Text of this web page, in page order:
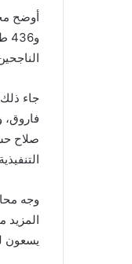
الناجحين 50 ألفًا و144 طالبًا وطالبة، بنسبة نجاح
جاء ذلك
فاروق،
صلاح
وجه
المزيد
يسعون